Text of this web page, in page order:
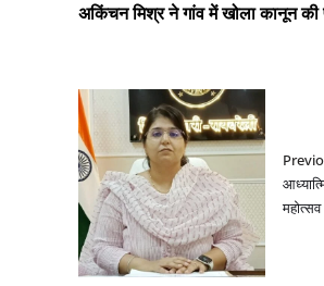
अकिंचन मिश्र ने गांव में खोला कानून की
महोत्सव